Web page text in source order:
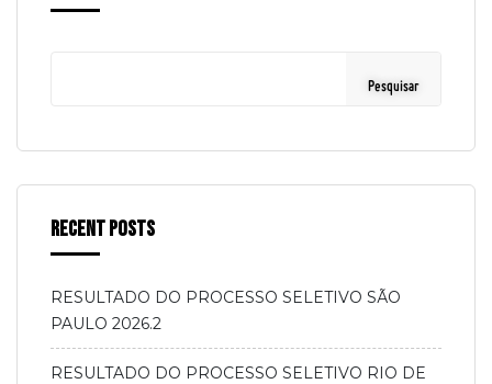
Pesquisar
Recent Posts
RESULTADO DO PROCESSO SELETIVO SÃO
PAULO 2026.2
RESULTADO DO PROCESSO SELETIVO RIO DE